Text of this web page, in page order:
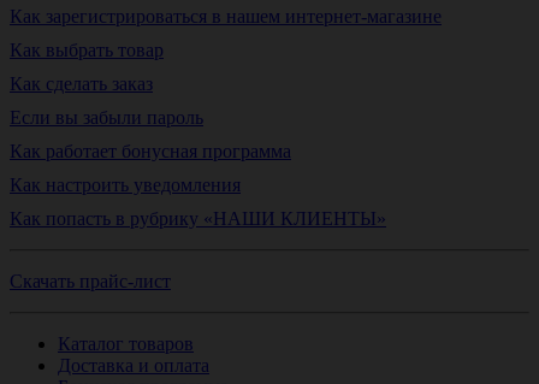
Как зарегистрироваться в нашем интернет-магазине
Как выбрать товар
Как сделать заказ
Если вы забыли пароль
Как работает бонусная программа
Как настроить уведомления
Как попасть в рубрику «НАШИ КЛИЕНТЫ»
Скачать прайс-лист
Каталог товаров
Доставка и оплата